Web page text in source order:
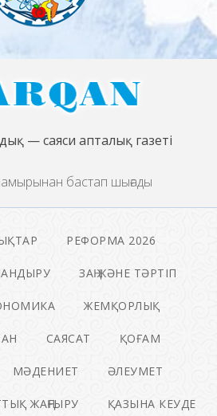
— саяси апталық газеті
бастап шығады
РЕФОРМА 2026
ЗАҢ ЖӘНЕ ТӘРТІП
ЖЕМҚОРЛЫҚ
САЯСАТ ҚОҒАМ
МӘДЕНИЕТ ӘЛЕУМЕТ
ЖАҢҒЫРУ ҚАЗЫНА КЕУДЕ